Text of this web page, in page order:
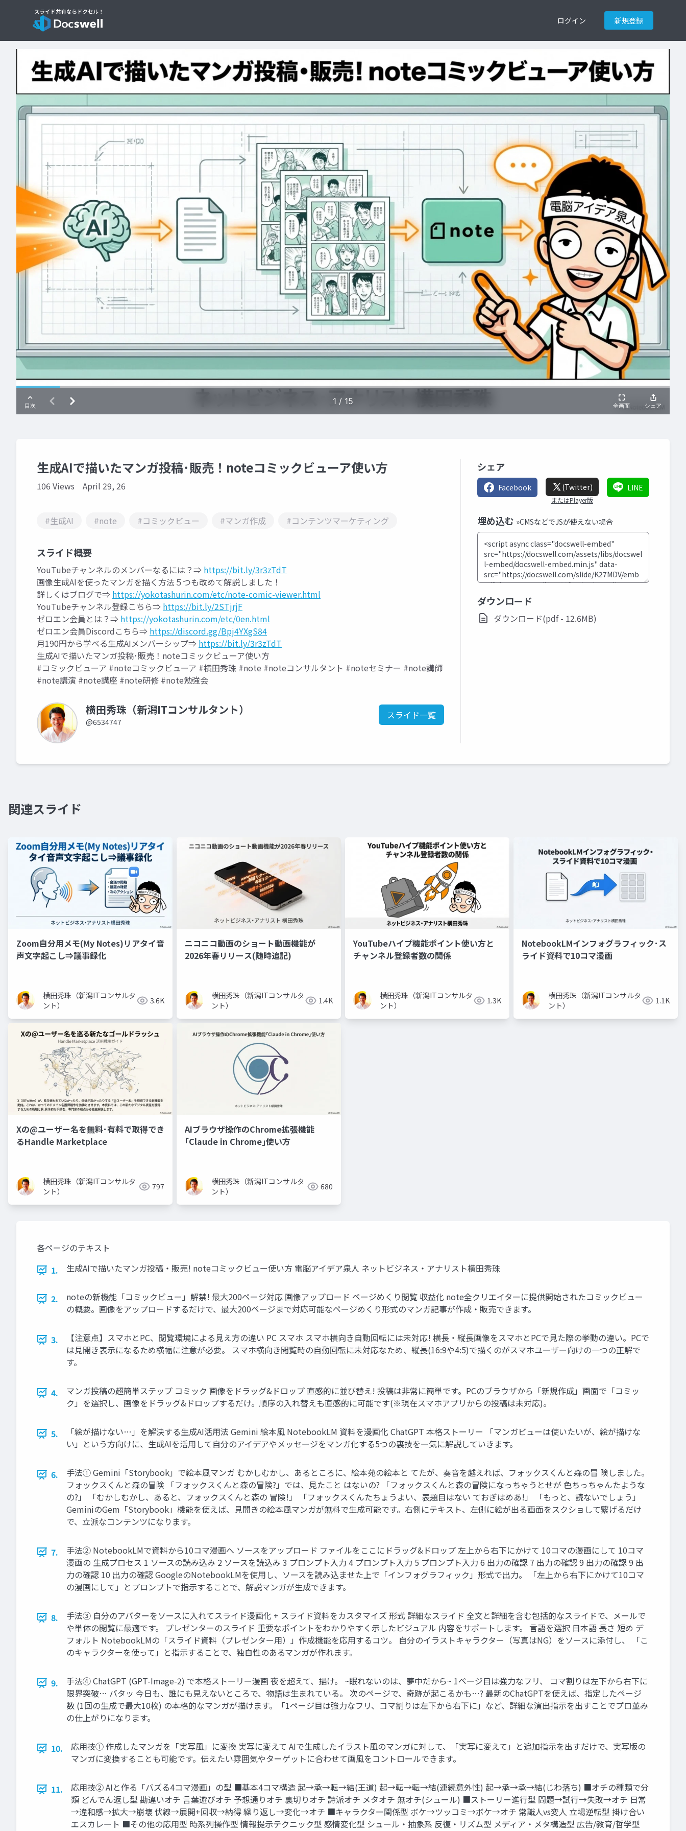
ログイン 新規登録
生成AIで描いたマンガ投稿･販売！noteコミックビューア使い方
106 Views April 29, 26
#生成AI #note #コミックビュー #マンガ作成 #コンテンツマーケティング
スライド概要
YouTubeチャンネルのメンバーなるには？⇒ https://bit.ly/3r3zTdT
画像生成AIを使ったマンガを描く方法５つも改めて解説しました！
詳しくはブログで⇒ https://yokotashurin.com/etc/note-comic-viewer.html
YouTubeチャンネル登録こちら⇒ https://bit.ly/2STjrjF
ゼロエン会員とは？⇒ https://yokotashurin.com/etc/0en.html
ゼロエン会員Discordこちら⇒ https://discord.gg/Bpj4YXgS84
月190円から学べる生成AIメンバーシップ⇒ https://bit.ly/3r3zTdT
生成AIで描いたマンガ投稿･販売！noteコミックビューア使い方
#コミックビューア #noteコミックビューア #横田秀珠 #note #noteコンサルタント #noteセミナー #note講師
#note講演 #note講座 #note研修 #note勉強会
横田秀珠（新潟ITコンサルタント）
@6534747
スライド一覧
シェア
Facebook (Twitter)
またはPlayer版
LINE
埋め込む »CMSなどでJSが使えない場合
ダウンロード
ダウンロード(pdf - 12.6MB)
関連スライド
Zoom自分用メモ(My Notes)リアタイ音
声文字起こし⇒議事録化
横田秀珠（新潟ITコンサルタ
ント）
3.6K
ニコニコ動画のショート動画機能が
2026年春リリース(随時追記)
横田秀珠（新潟ITコンサルタ
ント）
1.4K
YouTubeハイプ機能ポイント使い方と
チャンネル登録者数の関係
横田秀珠（新潟ITコンサルタ
ント）
1.3K
NotebookLMインフォグラフィック･ス
ライド資料で10コマ漫画
横田秀珠（新潟ITコンサルタ
ント）
1.1K
Xの@ユーザー名を無料･有料で取得でき
るHandle Marketplace
横田秀珠（新潟ITコンサルタ
ント）
797
AIブラウザ操作のChrome拡張機能
｢Claude in Chrome｣使い方
横田秀珠（新潟ITコンサルタ
ント）
680
各ページのテキスト
1.
生成AIで描いたマンガ投稿・販売! noteコミックビュー使い方 電脳アイデア泉人 ネットビジネス・アナリスト横田秀珠
2.
noteの新機能「コミックビュー」解禁! 最大200ページ対応 画像アップロード ページめくり閲覧 収益化 note全クリエイターに提供開始されたコミックビュー
の概要。画像をアップロードするだけで、最大200ページまで対応可能なページめくり形式のマンガ記事が作成・販売できます。
3.
【注意点】スマホとPC、閲覧環境による見え方の違い PC スマホ スマホ横向き自動回転には未対応! 横長・縦長画像をスマホとPCで見た際の挙動の違い。PCで
は見開き表示になるため横幅に注意が必要。 スマホ横向き閲覧時の自動回転に未対応なため、縦長(16:9や4:5)で描くのがスマホユーザー向けの一つの正解で
す。
4.
マンガ投稿の超簡単ステップ コミック 画像をドラッグ&ドロップ 直感的に並び替え! 投稿は非常に簡単です。PCのブラウザから「新規作成」画面で「コミッ
ク」を選択し、画像をドラッグ&ドロップするだけ。順序の入れ替えも直感的に可能です(※現在スマホアプリからの投稿は未対応)。
5.
「絵が描けない…」を解決する生成AI活用法 Gemini 絵本風 NotebookLM 資料を漫画化 ChatGPT 本格ストーリー 「マンガビューは使いたいが、絵が描けな
い」という方向けに、生成AIを活用して自分のアイデアやメッセージをマンガ化する5つの裏技をー気に解説していきます。
6.
手法① Gemini「Storybook」で絵本風マンガ むかしむかし、あるところに、絵本苑の絵本と てたが、奏音を越えれば、フォックスくんと森の冒 険しました。
フォックスくんと森の冒険 「フォックスくんと森の冒険?」では、見たこと はないの? 「フォックスくんと森の冒険になっちゃうとせが 色ちっちゃんたような
の?」 「むかしむかし、あると、フォックスくんと森の 冒険!」 「フォックスくんたちょうよい、表題目はない ておぎはめあ!」 「もっと、読ないでしょう」
GeminiのGem「Storybook」機能を使えば、見開きの絵本風マンガが無料で生成可能です。右側にテキスト、左側に絵が出る画面をスクショして繋げるだけ
で、立派なコンテンツになります。
7.
手法② NotebookLMで資料から10コマ漫画へ ソースをアップロード ファイルをここにドラッグ&ドロップ 左上から右下にかけて 10コマの漫画にして 10コマ
漫画の 生成プロセス 1 ソースの読み込み 2 ソースを読込み 3 プロンプト入力 4 プロンプト入力 5 プロンプト入力 6 出力の確認 7 出力の確認 9 出力の確認 9 出
力の確認 10 出力の確認 GoogleのNotebookLMを使用し、ソースを読み込ませた上で「インフォグラフィック」形式で出力。 「左上から右下にかけて10コマ
の漫画にして」とプロンプトで指示することで、解説マンガが生成できます。
8.
手法③ 自分のアバターをソースに入れてスライド漫画化 + スライド資料をカスタマイズ 形式 詳細なスライド 全文と詳細を含む包括的なスライドで、メールで
や単体の閲覧に最適です。 プレゼンターのスライド 重要なポイントをわかりやすく示したビジュアル 内容をサポートします。 言語を選択 日本語 長さ 短め デ
フォルト NotebookLMの「スライド資料（プレゼンター用）」作成機能を応用するコツ。 自分のイラストキャラクター（写真はNG）をソースに添付し、 「こ
のキャラクターを使って」と指示することで、独自性のあるマンガが作れます。
9.
手法④ ChatGPT (GPT-Image-2) で本格ストーリー漫画 夜を超えて、描け。 ~眠れないのは、夢中だから~ 1ページ目は強力なフリ、 コマ割りは左下から右下に
限界突破… バタッ 今日も、誰にも見えないところで、物語は生まれている。 次のページで、奇跡が起こるかも…? 最新のChatGPTを使えば、指定したページ
数 (1回の生成で最大10枚) の本格的なマンガが描けます。「1ページ目は強力なフリ、コマ割りは左下から右下に」など、詳細な演出指示を出すことでプロ並み
の仕上がりになります。
10.
応用技① 作成したマンガを「実写風」に変換 実写に変えて AIで生成したイラスト風のマンガに対して、「実写に変えて」と追加指示を出すだけで、実写版の
マンガに変換することも可能です。伝えたい雰囲気やターゲットに合わせて画風をコントロールできます。
11.
応用技② AIと作る「バズる4コマ漫画」の型 ■基本4コマ構造 起→承→転→結(王道) 起→転→転→結(連続意外性) 起→承→承→結(じわ落ち) ■オチの種類で分
類 どんでん返し型 勘違いオチ 言葉遊びオチ 予想通りオチ 裏切りオチ 詩派オチ メタオチ 無オチ(シュール) ■ストーリー進行型 問題→試行→失敗→オチ 日常
→違和感→拡大→崩壊 伏線→展開+回収→納得 繰り返し→変化→オチ ■キャラクター関係型 ボケ→ツッコミ→ボケ→オチ 常識人vs変人 立場逆転型 掛け合い
エスカレート ■その他の応用型 時系列操作型 情報提示テクニック型 感情変化型 シュール・抽象系 反復・リズム型 メディア・メタ構造型 広告/教育/哲学型